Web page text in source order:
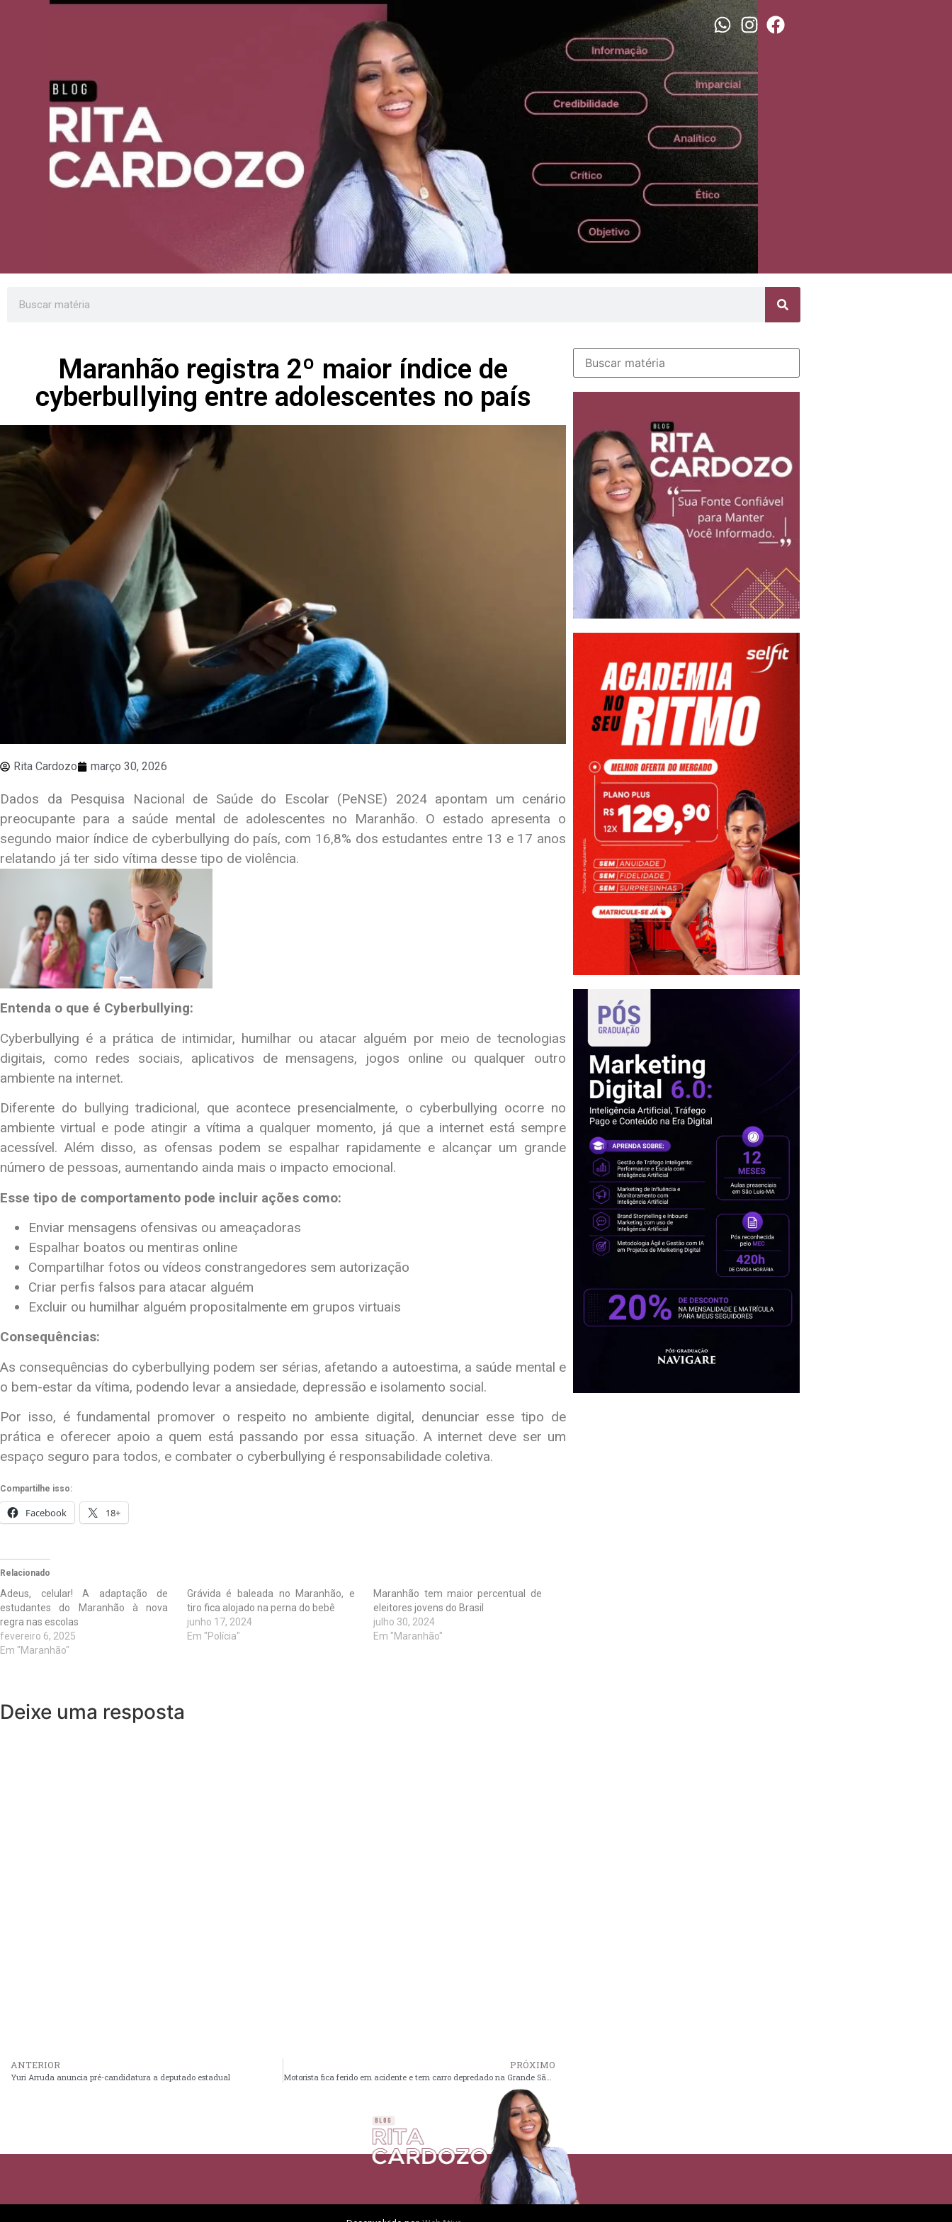
Maranhão registra 2º maior índice de
cyberbullying entre adolescentes no país
Rita Cardozo março 30, 2026
Dados da Pesquisa Nacional de Saúde do Escolar (PeNSE) 2024 apontam um cenário
preocupante para a saúde mental de adolescentes no Maranhão. O estado apresenta o
segundo maior índice de cyberbullying do país, com 16,8% dos estudantes entre 13 e 17 anos
relatando já ter sido vítima desse tipo de violência.
Entenda o que é Cyberbullying:
Cyberbullying é a prática de intimidar, humilhar ou atacar alguém por meio de tecnologias
digitais, como redes sociais, aplicativos de mensagens, jogos online ou qualquer outro
ambiente na internet.
Diferente do bullying tradicional, que acontece presencialmente, o cyberbullying ocorre no
ambiente virtual e pode atingir a vítima a qualquer momento, já que a internet está sempre
acessível. Além disso, as ofensas podem se espalhar rapidamente e alcançar um grande
número de pessoas, aumentando ainda mais o impacto emocional.
Esse tipo de comportamento pode incluir ações como:
Enviar mensagens ofensivas ou ameaçadoras
Espalhar boatos ou mentiras online
Compartilhar fotos ou vídeos constrangedores sem autorização
Criar perfis falsos para atacar alguém
Excluir ou humilhar alguém propositalmente em grupos virtuais
Consequências:
As consequências do cyberbullying podem ser sérias, afetando a autoestima, a saúde mental e
o bem-estar da vítima, podendo levar a ansiedade, depressão e isolamento social.
Por isso, é fundamental promover o respeito no ambiente digital, denunciar esse tipo de
prática e oferecer apoio a quem está passando por essa situação. A internet deve ser um
espaço seguro para todos, e combater o cyberbullying é responsabilidade coletiva.
Compartilhe isso:
Facebook 18+
Relacionado
Adeus, celular! A adaptação de
estudantes do Maranhão à nova
regra nas escolas
fevereiro 6, 2025
Em "Maranhão"
Grávida é baleada no Maranhão, e
tiro fica alojado na perna do bebê
junho 17, 2024
Em "Polícia"
Maranhão tem maior percentual de
eleitores jovens do Brasil
julho 30, 2024
Em "Maranhão"
Deixe uma resposta
ANTERIOR
Yuri Arruda anuncia pré-candidatura a deputado estadual
PRÓXIMO